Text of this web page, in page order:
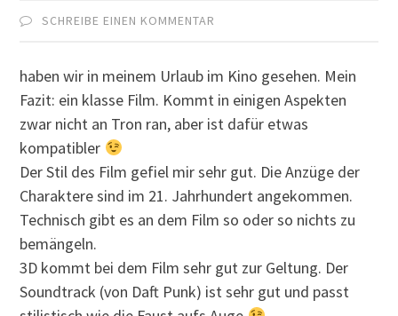
SCHREIBE EINEN KOMMENTAR
haben wir in meinem Urlaub im Kino gesehen. Mein
Fazit: ein klasse Film. Kommt in einigen Aspekten
zwar nicht an Tron ran, aber ist dafür etwas
kompatibler
Der Stil des Film gefiel mir sehr gut. Die Anzüge der
Charaktere sind im 21. Jahrhundert angekommen.
Technisch gibt es an dem Film so oder so nichts zu
bemängeln.
3D kommt bei dem Film sehr gut zur Geltung. Der
Soundtrack (von Daft Punk) ist sehr gut und passt